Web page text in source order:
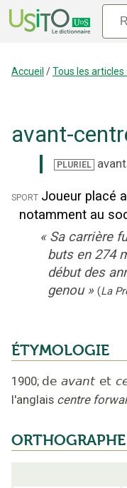
Accueil /Tous les
avant-
PLURIEL
sport Joueur placé
notamment au
« Sa carrière
buts en 274
début des
genou » (La
ÉTYMOLOGIE
1900; de avant et
l'anglais centre
ORTHOGRAPHE